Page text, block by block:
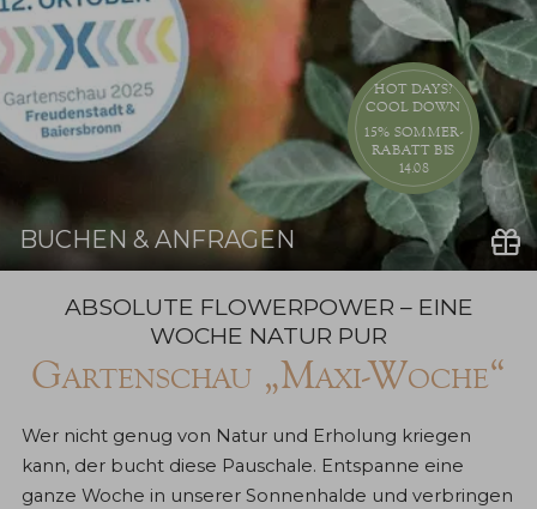
BUCHEN & ANFRAGEN Buchen
HOT DAYS?
COOL DOWN
15% SOMMER-
RABATT BIS
14.08
ABSOLUTE FLOWERPOWER – EINE
WOCHE NATUR PUR
Gartenschau „Maxi-Woche“
Wer nicht genug von Natur und Erholung kriegen
kann, der bucht diese Pauschale. Entspanne eine
ganze Woche in unserer Sonnenhalde und verbringen